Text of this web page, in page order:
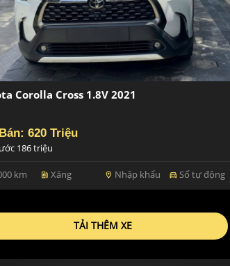
Corolla Cross 1.8V 2021
620 Triệu
186 triệu
km ev_station Xăng location_on Nhập khẩu directions_car Số tự động
TẢI THÊM XE